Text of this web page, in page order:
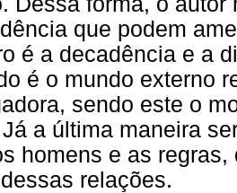
que podem
é a decadência e a
é o mundo externo
sendo este o
a última maneira
homens e as
relações.